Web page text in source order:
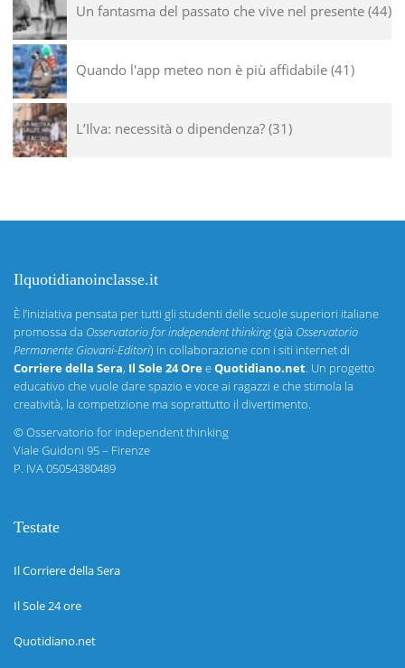
Un fantasma del passato che vive nel presente 44
Quando l'app meteo non è più affidabile 41
L’Ilva: necessità o dipendenza? 31
Ilquotidianoinclasse.it
È l’iniziativa pensata per tutti gli studenti delle scuole superiori italiane
promossa da Osservatorio for independent thinking(già Osservatorio
Permanente Giovani-Editori) in collaborazione con i siti internet di
Corriere della Sera, Il Sole 24 OreeQuotidiano.net. Un progetto
educativo che vuole dare spazio e voce ai ragazzi e che stimola la
creatività, la competizione ma soprattutto il divertimento.
©Osservatorio for independent thinking
Viale Guidoni 95 – Firenze
P. IVA 05054380489
Testate
Il Corriere della Sera
Il Sole 24 ore
Quotidiano.net